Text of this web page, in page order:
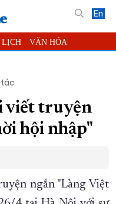
En
LỊCH VĂN HÓA
ĐỌC BÁO ONLINE
tác
viết truyện
hội nhập"
ngắn "Làng Việt